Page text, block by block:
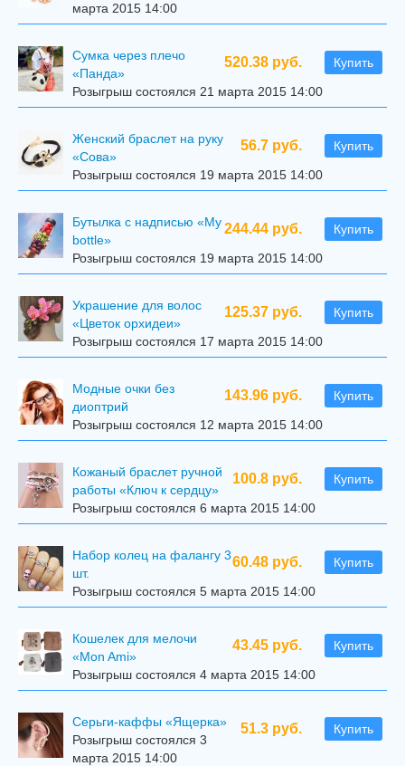
марта 2015 14:00
520.38 руб. Купить
Сумка через плечо
«Панда»
Розыгрыш состоялся 21 марта 2015 14:00
56.7 руб. Купить
Женский браслет на руку
«Сова»
Розыгрыш состоялся 19 марта 2015 14:00
244.44 руб. Купить
Бутылка с надписью «My
bottle»
Розыгрыш состоялся 19 марта 2015 14:00
125.37 руб. Купить
Украшение для волос
«Цветок орхидеи»
Розыгрыш состоялся 17 марта 2015 14:00
143.96 руб. Купить
Модные очки без
диоптрий
Розыгрыш состоялся 12 марта 2015 14:00
100.8 руб. Купить
Кожаный браслет ручной
работы «Ключ к сердцу»
Розыгрыш состоялся 6 марта 2015 14:00
60.48 руб. Купить
Набор колец на фалангу 3
шт.
Розыгрыш состоялся 5 марта 2015 14:00
43.45 руб. Купить
Кошелек для мелочи
«Mon Ami»
Розыгрыш состоялся 4 марта 2015 14:00
51.3 руб. Купить
Серьги-каффы «Ящерка»
Розыгрыш состоялся 3
марта 2015 14:00